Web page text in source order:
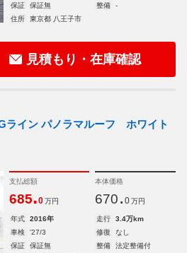
保証
保証無 整備
-
住所
東京都 八王子市
見積もり・在庫確認
ライン パノラマルーフ ホワイト
支払総額
685.0 万円
本体価格
670. 0 万円
年式 2016年 走行
3.4万km
車検
'27/3 修復
なし
保証
保証無 整備
法定整備付